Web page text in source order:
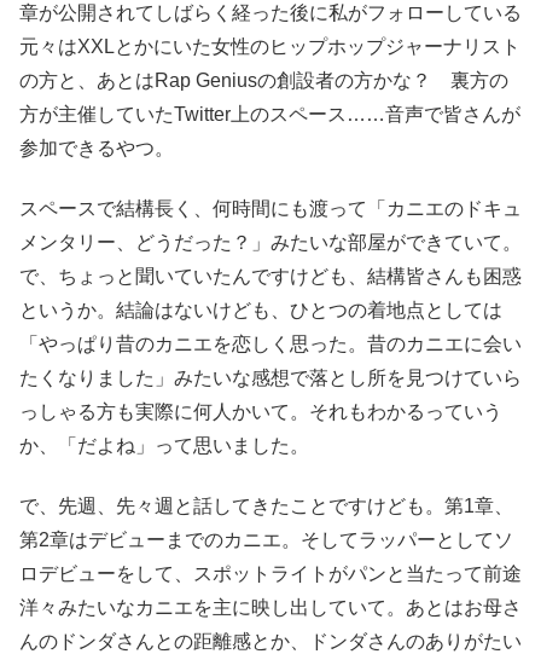
章が公開されてしばらく経った後に私がフォローしている
元々はXXLとかにいた女性のヒップホップジャーナリスト
の方と、あとはRap Geniusの創設者の方かな？ 裏方の
方が主催していたTwitter上のスペース……音声で皆さんが
参加できるやつ。
スペースで結構長く、何時間にも渡って「カニエのドキュ
メンタリー、どうだった？」みたいな部屋ができていて。
で、ちょっと聞いていたんですけども、結構皆さんも困惑
というか。結論はないけども、ひとつの着地点としては
「やっぱり昔のカニエを恋しく思った。昔のカニエに会い
たくなりました」みたいな感想で落とし所を見つけていら
っしゃる方も実際に何人かいて。それもわかるっていう
か、「だよね」って思いました。
で、先週、先々週と話してきたことですけども。第1章、
第2章はデビューまでのカニエ。そしてラッパーとしてソ
ロデビューをして、スポットライトがパンと当たって前途
洋々みたいなカニエを主に映し出していて。あとはお母さ
んのドンダさんとの距離感とか、ドンダさんのありがたい